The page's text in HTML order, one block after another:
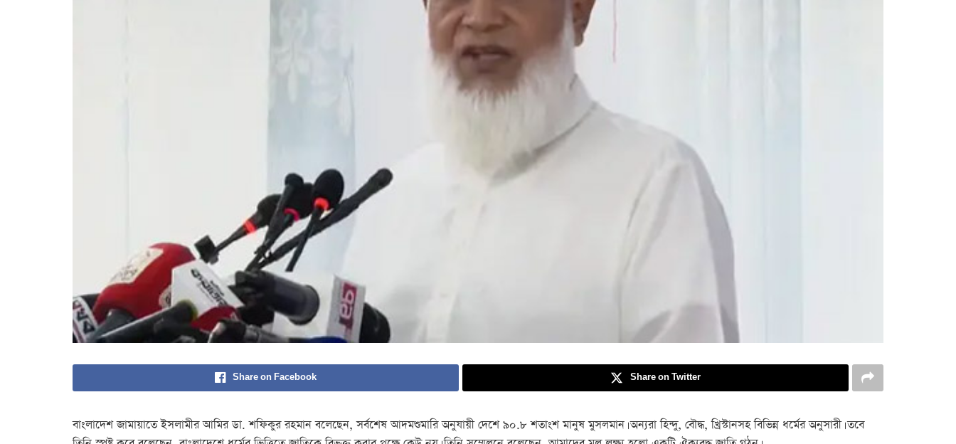
Share on Facebook Share on Twitter
বাংলাদেশ জামায়াতে ইসলামীর আমির ডা. শফিকুর রহমান বলেছেন, সর্বশেষ আদমশুমারি অনুযায়ী দেশে ৯০.৮ শতাংশ মানুষ মুসলমান। অন্যরা হিন্দু, বৌদ্ধ, খ্রিস্টানসহ বিভিন্ন ধর্মের অনুসারী। তবে